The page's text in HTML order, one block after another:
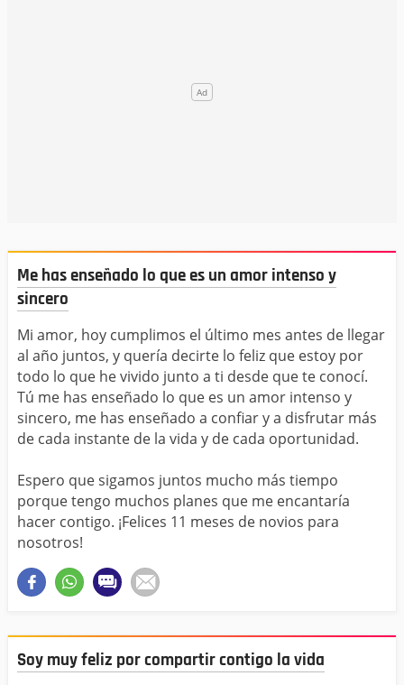
Me has enseñado lo que es un amor intenso y
sincero
Mi amor, hoy cumplimos el último mes antes de llegar
al año juntos, y quería decirte lo feliz que estoy por
todo lo que he vivido junto a ti desde que te conocí.
Tú me has enseñado lo que es un amor intenso y
sincero, me has enseñado a confiar y a disfrutar más
de cada instante de la vida y de cada oportunidad.
Espero que sigamos juntos mucho más tiempo
porque tengo muchos planes que me encantaría
hacer contigo. ¡Felices 11 meses de novios para
nosotros!
Soy muy feliz por compartir contigo la vida